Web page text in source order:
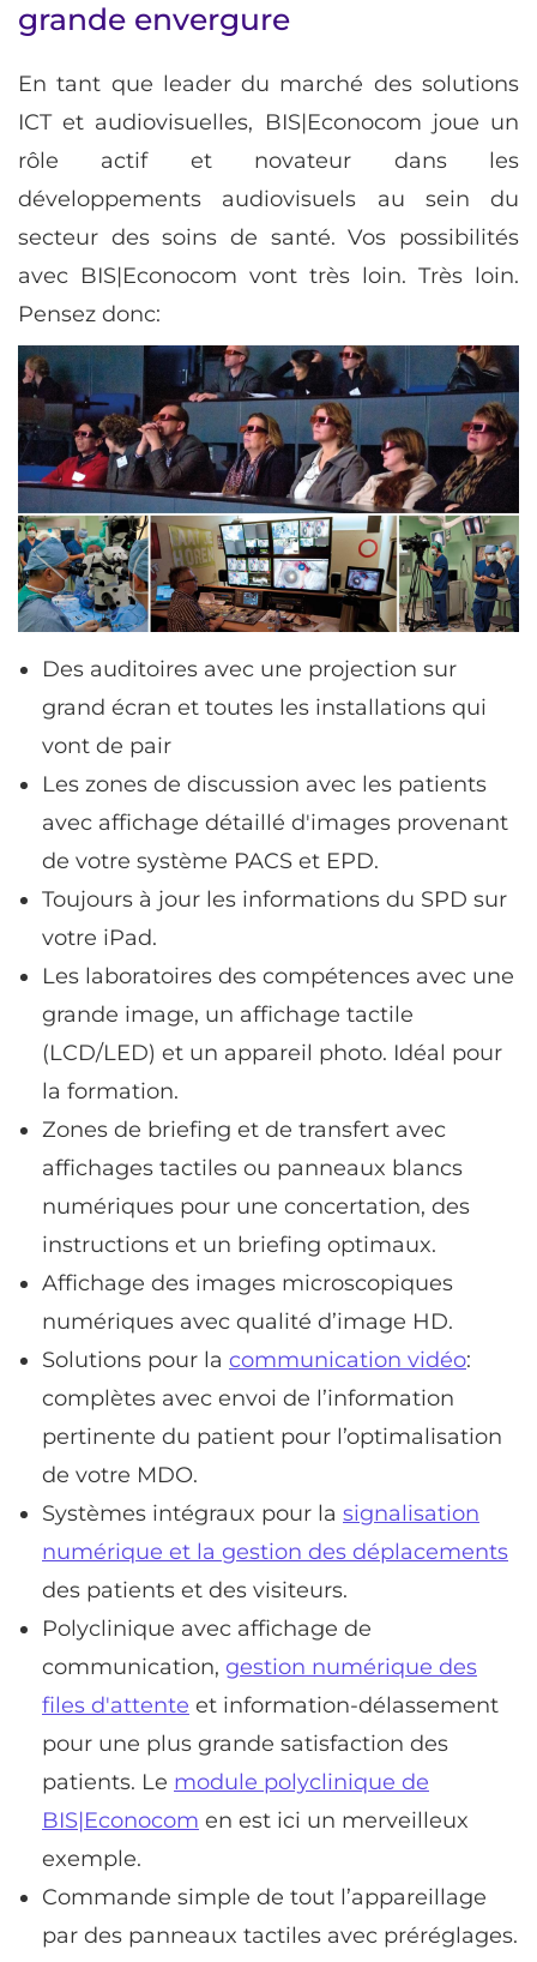
grande envergure
En tant que leader du marché des solutions
ICT et audiovisuelles, BIS|Econocom joue un
rôle actif et novateur dans les
développements audiovisuels au sein du
secteur des soins de santé. Vos possibilités
avec BIS|Econocom vont très loin. Très loin.
Pensez donc:
Des auditoires avec une projection sur
grand écran et toutes les installations qui
vont de pair
Les zones de discussion avec les patients
avec affichage détaillé d'images provenant
de votre système PACS et EPD.
Toujours à jour les informations du SPD sur
votre iPad.
Les laboratoires des compétences avec une
grande image, un affichage tactile
(LCD/LED) et un appareil photo. Idéal pour
la formation.
Zones de briefing et de transfert avec
affichages tactiles ou panneaux blancs
numériques pour une concertation, des
instructions et un briefing optimaux.
Affichage des images microscopiques
numériques avec qualité d’image HD.
Solutions pour la communication vidéo:
complètes avec envoi de l’information
pertinente du patient pour l’optimalisation
de votre MDO.
Systèmes intégraux pour la signalisation
numérique et la gestion des déplacements
des patients et des visiteurs.
Polyclinique avec affichage de
communication, gestion numérique des
files d'attente et information-délassement
pour une plus grande satisfaction des
patients. Le module polyclinique de
BIS|Econocom en est ici un merveilleux
exemple.
Commande simple de tout l’appareillage
par des panneaux tactiles avec préréglages.